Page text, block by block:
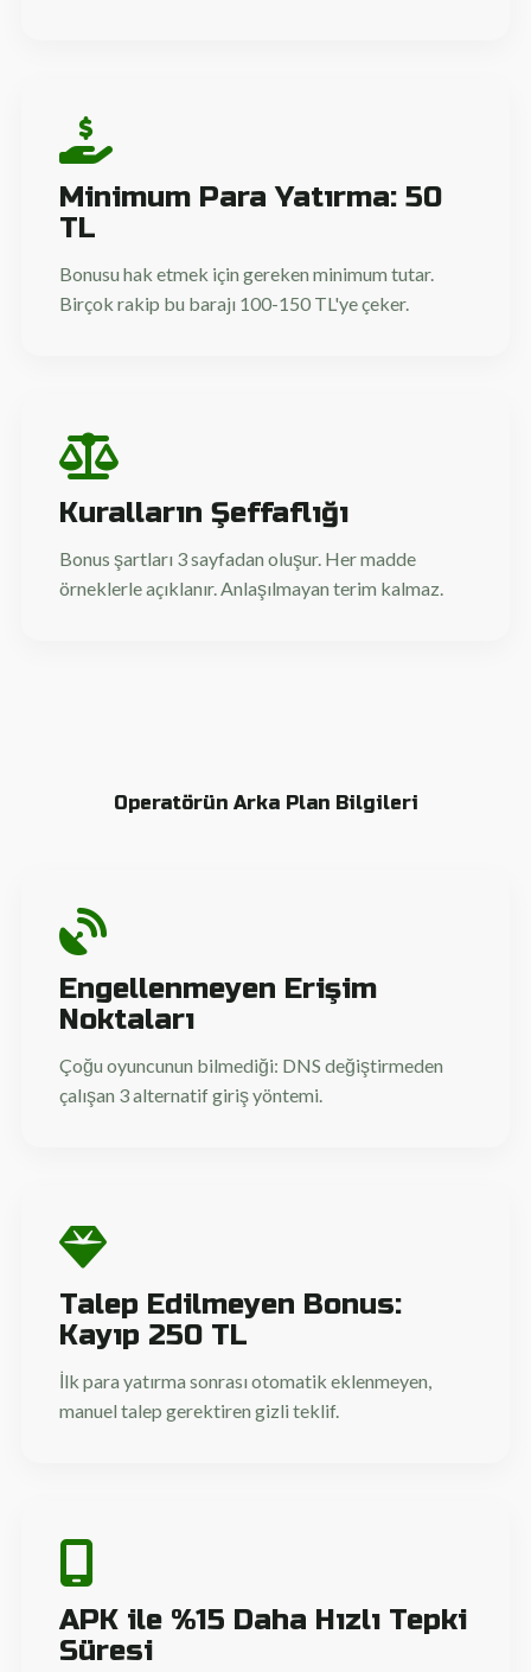
Minimum Para Yatırma: 50
TL
Bonusu hak etmek için gereken minimum tutar.
Birçok rakip bu barajı 100-150 TL'ye çeker.
Kuralların Şeffaflığı
Bonus şartları 3 sayfadan oluşur. Her madde
örneklerle açıklanır. Anlaşılmayan terim kalmaz.
Operatörün Arka Plan Bilgileri
Engellenmeyen Erişim
Noktaları
Çoğu oyuncunun bilmediği: DNS değiştirmeden
çalışan 3 alternatif giriş yöntemi.
Talep Edilmeyen Bonus:
Kayıp 250 TL
İlk para yatırma sonrası otomatik eklenmeyen,
manuel talep gerektiren gizli teklif.
APK ile %15 Daha Hızlı Tepki
Süresi